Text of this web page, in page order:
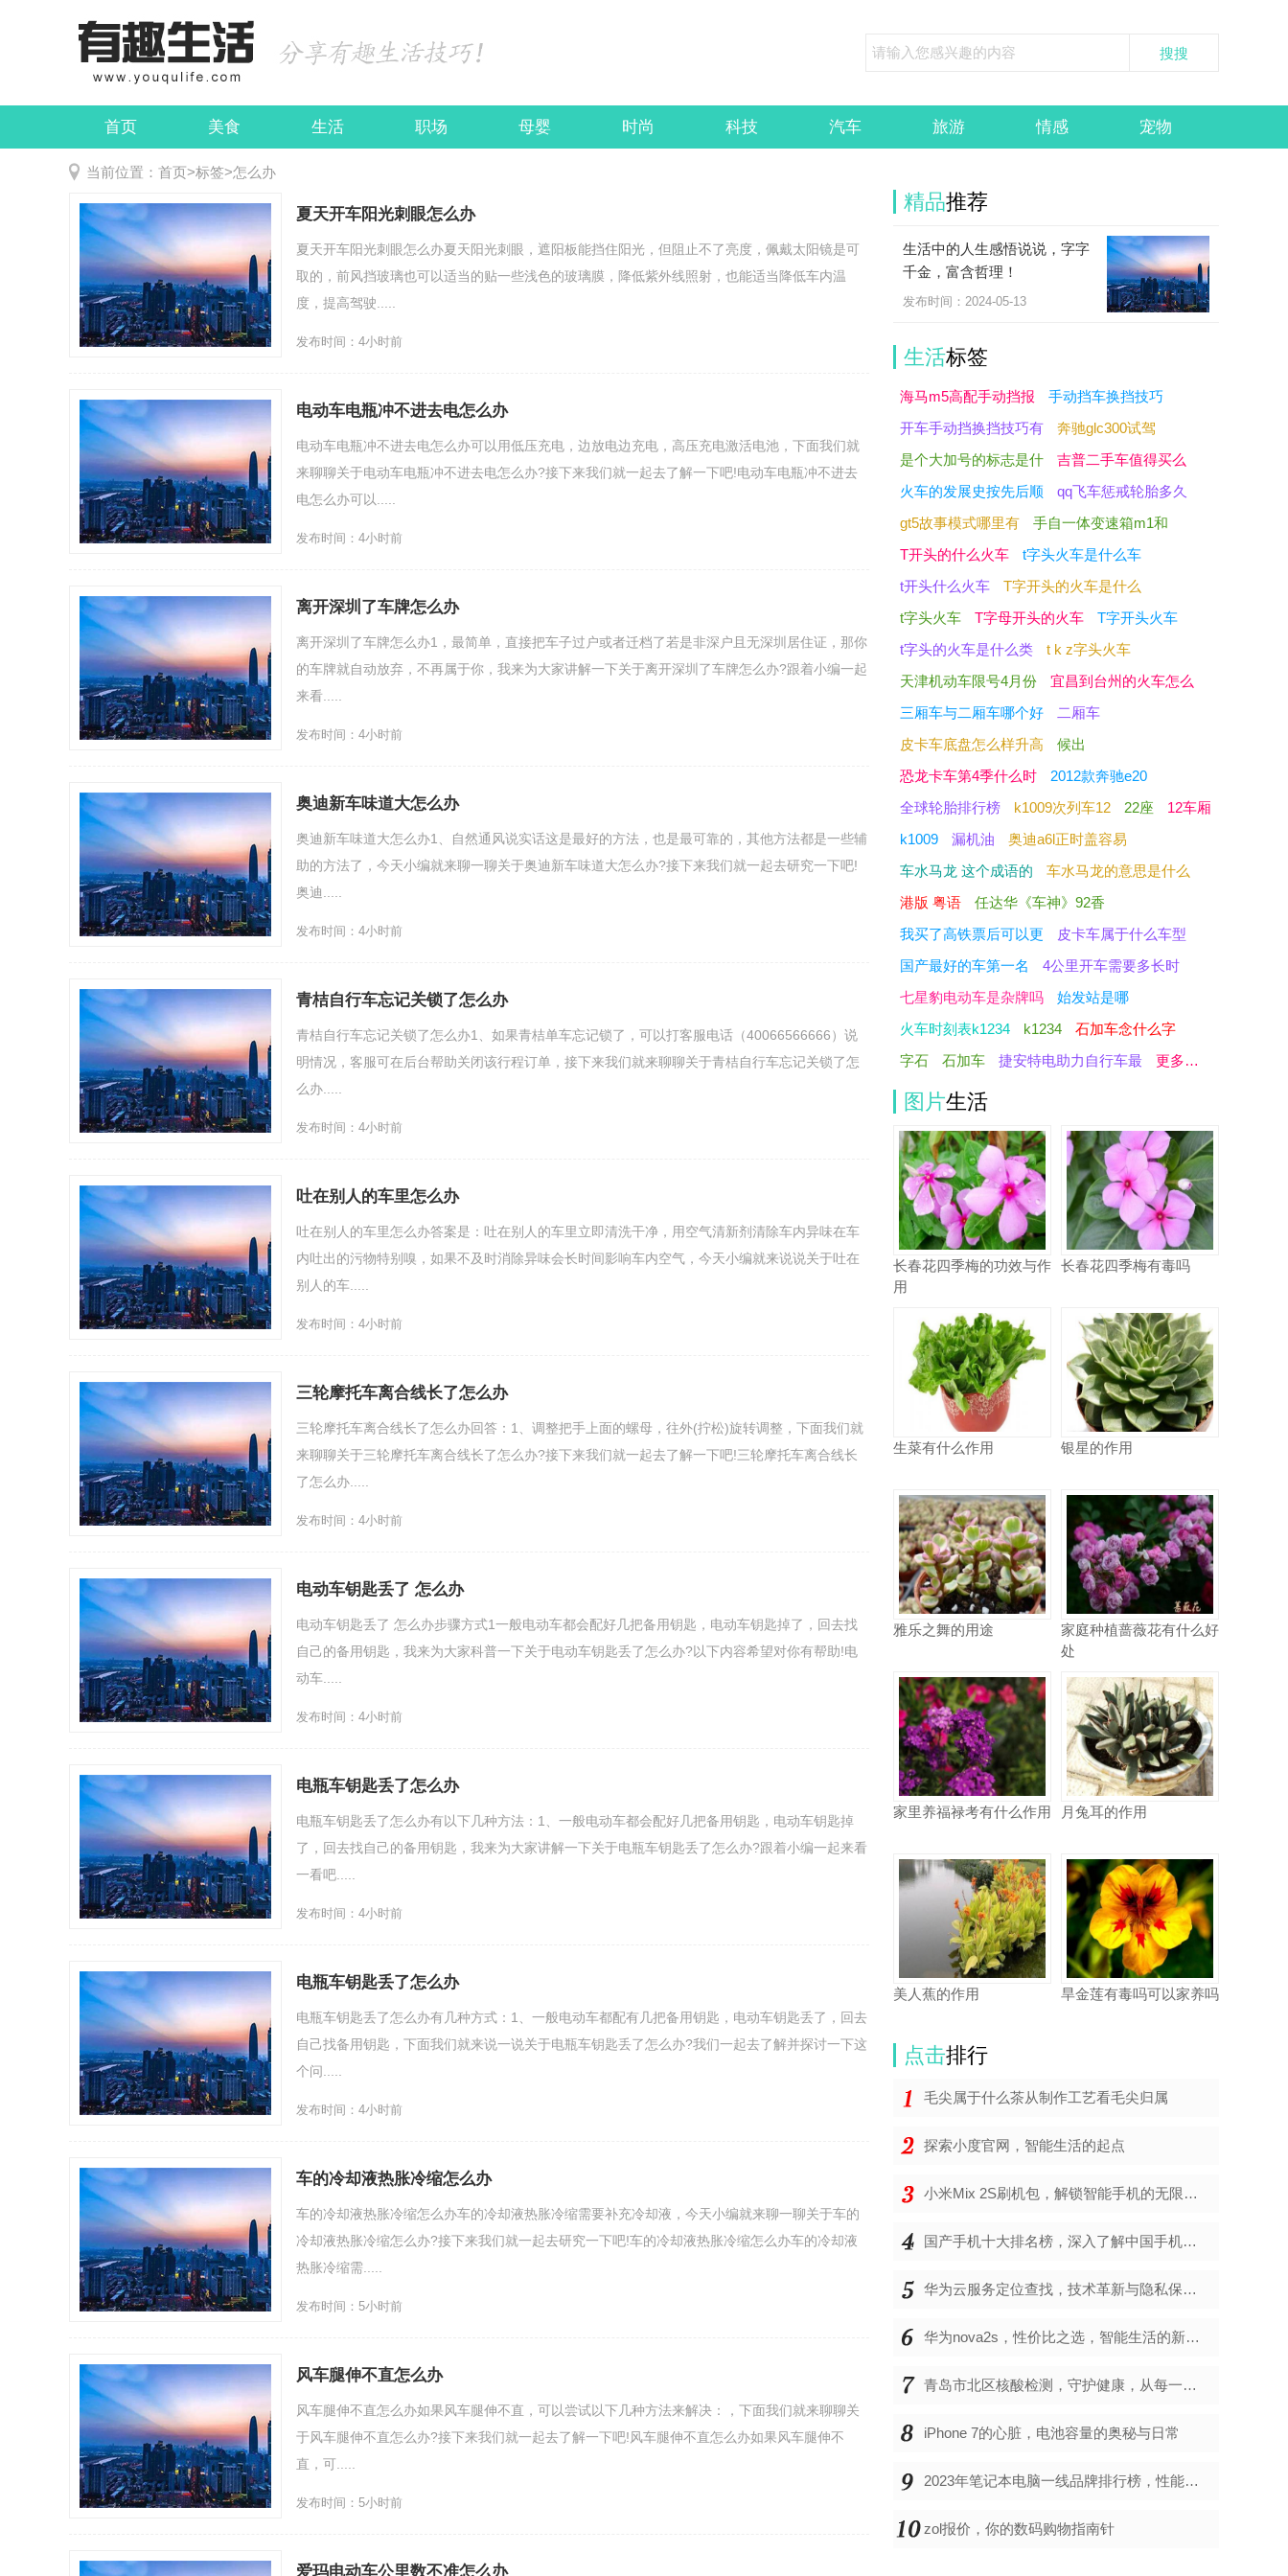
首页 美食 生活 职场 母婴 时尚 科技 汽车 旅游 情感 宠物
娱乐 民俗
当前位置： 首页>标签>怎么办
夏天开车阳光刺眼怎么办
夏天开车阳光刺眼怎么办夏天阳光刺眼，遮阳板能挡住阳光，但阻止不了亮度，佩戴太阳镜是可
取的，前风挡玻璃也可以适当的贴一些浅色的玻璃膜，降低紫外线照射，也能适当降低车内温
度，提高驾驶.....
发布时间：4小时前
电动车电瓶冲不进去电怎么办
电动车电瓶冲不进去电怎么办可以用低压充电，边放电边充电，高压充电激活电池，下面我们就
来聊聊关于电动车电瓶冲不进去电怎么办?接下来我们就一起去了解一下吧!电动车电瓶冲不进去
电怎么办可以.....
发布时间：4小时前
离开深圳了车牌怎么办
离开深圳了车牌怎么办1，最简单，直接把车子过户或者迁档了若是非深户且无深圳居住证，那你
的车牌就自动放弃，不再属于你，我来为大家讲解一下关于离开深圳了车牌怎么办?跟着小编一起
来看.....
发布时间：4小时前
奥迪新车味道大怎么办
奥迪新车味道大怎么办1、自然通风说实话这是最好的方法，也是最可靠的，其他方法都是一些辅
助的方法了，今天小编就来聊一聊关于奥迪新车味道大怎么办?接下来我们就一起去研究一下吧!
奥迪.....
发布时间：4小时前
青桔自行车忘记关锁了怎么办
青桔自行车忘记关锁了怎么办1、如果青桔单车忘记锁了，可以打客服电话（40066566666）说
明情况，客服可在后台帮助关闭该行程订单，接下来我们就来聊聊关于青桔自行车忘记关锁了怎
么办.....
发布时间：4小时前
吐在别人的车里怎么办
吐在别人的车里怎么办答案是：吐在别人的车里立即清洗干净，用空气清新剂清除车内异味在车
内吐出的污物特别嗅，如果不及时消除异味会长时间影响车内空气，今天小编就来说说关于吐在
别人的车.....
发布时间：4小时前
三轮摩托车离合线长了怎么办
三轮摩托车离合线长了怎么办回答：1、调整把手上面的螺母，往外(拧松)旋转调整，下面我们就
来聊聊关于三轮摩托车离合线长了怎么办?接下来我们就一起去了解一下吧!三轮摩托车离合线长
了怎么办.....
发布时间：4小时前
电动车钥匙丢了 怎么办
电动车钥匙丢了 怎么办步骤方式1一般电动车都会配好几把备用钥匙，电动车钥匙掉了，回去找
自己的备用钥匙，我来为大家科普一下关于电动车钥匙丢了怎么办?以下内容希望对你有帮助!电
动车.....
发布时间：4小时前
电瓶车钥匙丢了怎么办
电瓶车钥匙丢了怎么办有以下几种方法：1、一般电动车都会配好几把备用钥匙，电动车钥匙掉
了，回去找自己的备用钥匙，我来为大家讲解一下关于电瓶车钥匙丢了怎么办?跟着小编一起来看
一看吧.....
发布时间：4小时前
电瓶车钥匙丢了怎么办
电瓶车钥匙丢了怎么办有几种方式：1、一般电动车都配有几把备用钥匙，电动车钥匙丢了，回去
自己找备用钥匙，下面我们就来说一说关于电瓶车钥匙丢了怎么办?我们一起去了解并探讨一下这
个问.....
发布时间：4小时前
车的冷却液热胀冷缩怎么办
车的冷却液热胀冷缩怎么办车的冷却液热胀冷缩需要补充冷却液，今天小编就来聊一聊关于车的
冷却液热胀冷缩怎么办?接下来我们就一起去研究一下吧!车的冷却液热胀冷缩怎么办车的冷却液
热胀冷缩需.....
发布时间：5小时前
风车腿伸不直怎么办
风车腿伸不直怎么办如果风车腿伸不直，可以尝试以下几种方法来解决：，下面我们就来聊聊关
于风车腿伸不直怎么办?接下来我们就一起去了解一下吧!风车腿伸不直怎么办如果风车腿伸不
直，可.....
发布时间：5小时前
爱玛电动车公里数不准怎么办
精品推荐
生活中的人生感悟说说，字字
千金，富含哲理！
发布时间：2024-05-13
生活标签
海马m5高配手动挡报
手动挡车换挡技巧
开车手动挡换挡技巧有
奔驰glc300试驾
是个大加号的标志是什
吉普二手车值得买么
火车的发展史按先后顺
qq飞车惩戒轮胎多久
gt5故事模式哪里有
手自一体变速箱m1和
T开头的什么火车
t字头火车是什么车
t开头什么火车
T字开头的火车是什么
t字头火车
T字母开头的火车
T字开头火车
t字头的火车是什么类
t k z字头火车
天津机动车限号4月份
宜昌到台州的火车怎么
三厢车与二厢车哪个好
二厢车
皮卡车底盘怎么样升高
候出
恐龙卡车第4季什么时
2012款奔驰e20
全球轮胎排行榜
k1009次列车12 22座
12车厢
k1009
漏机油
奥迪a6l正时盖容易
车水马龙 这个成语的
车水马龙的意思是什么
港版 粤语
任达华《车神》92香
我买了高铁票后可以更
皮卡车属于什么车型
国产最好的车第一名
4公里开车需要多长时
七星豹电动车是杂牌吗
始发站是哪
火车时刻表k1234
k1234
石加车念什么字
字石
石加车 捷安特电助力自行车最 更多…
图片生活
长春花四季梅的功效与作
用
长春花四季梅有毒吗
生菜有什么作用 银星的作用
雅乐之舞的用途
家庭种植蔷薇花有什么好
处
家里养福禄考有什么作用 月兔耳的作用
美人蕉的作用 旱金莲有毒吗可以家养吗
点击排行
毛尖属于什么茶从制作工艺看毛尖归属
探索小度官网，智能生活的起点
小米Mix 2S刷机包，解锁智能手机的无限可能
国产手机十大排名榜，深入了解中国手机市场的佼佼者
华为云服务定位查找，技术革新与隐私保护的双重奏
华为nova2s，性价比之选，智能生活的新伙伴
青岛市北区核酸检测，守护健康，从每一次检测开始
iPhone 7的心脏，电池容量的奥秘与日常
2023年笔记本电脑一线品牌排行榜，性能、创新与用户满意度的综合考量
zol报价，你的数码购物指南针